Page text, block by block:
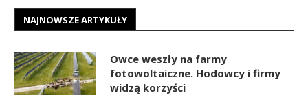
NAJNOWSZE ARTYKUŁY
Owce weszły na farmy
fotowoltaiczne. Hodowcy i firmy
widzą korzyści